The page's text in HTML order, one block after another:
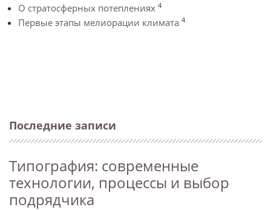
О стратосферных потеплениях 4
Первые этапы мелиорации климата 4
Последние записи
Типография: современные
технологии, процессы и выбор
подрядчика